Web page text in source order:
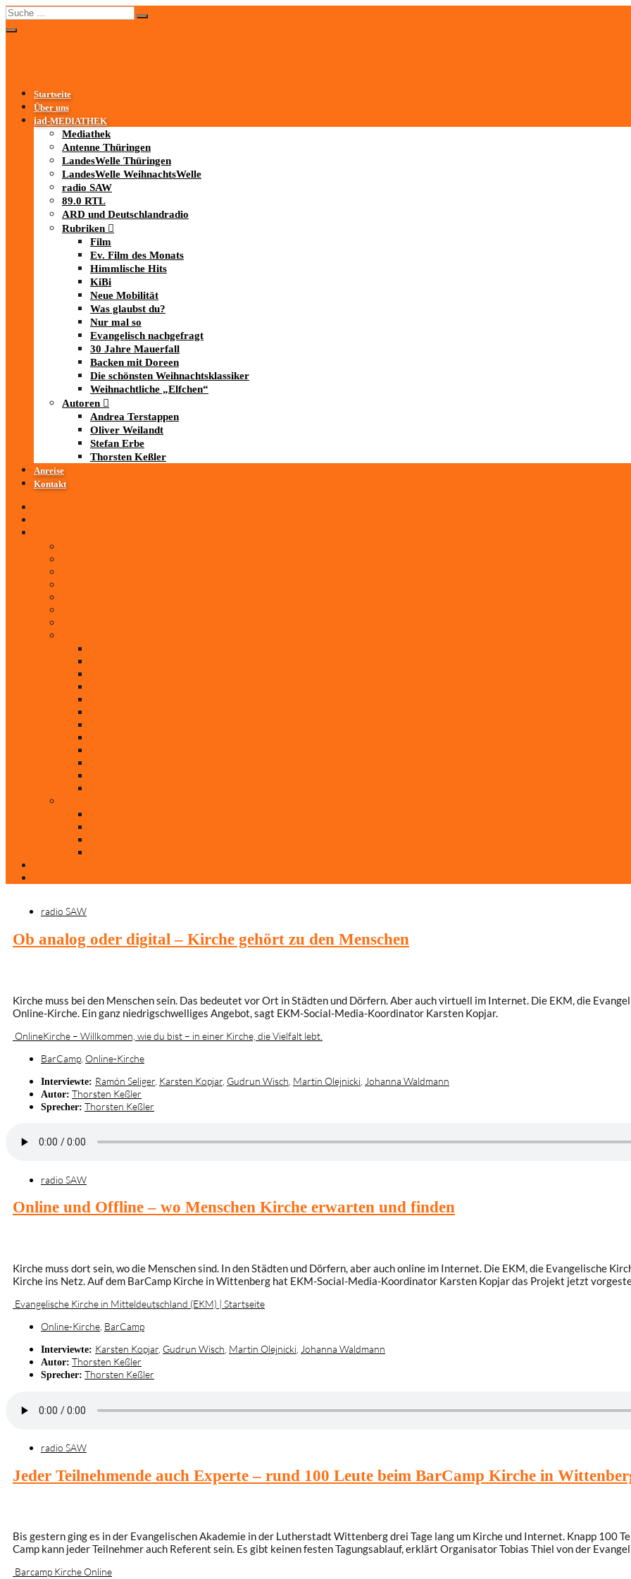
Startseite
Über uns
iad-MEDIATHEK
Mediathek
Antenne Thüringen
LandesWelle Thüringen
LandesWelle WeihnachtsWelle
radio SAW
89.0 RTL
ARD und Deutschlandradio
Rubriken
Film
Ev. Film des Monats
Himmlische Hits
KiBi
Neue Mobilität
Was glaubst du?
Nur mal so
Evangelisch nachgefragt
30 Jahre Mauerfall
Backen mit Doreen
Die schönsten Weihnachtsklassiker
Weihnachtliche „Elfchen“
Autoren
Andrea Terstappen
Oliver Weilandt
Stefan Erbe
Thorsten Keßler
Anreise
Kontakt
radio SAW
Ob analog oder digital – Kirche gehört zu den Menschen
Kirche muss bei den Menschen sein. Das bedeutet vor Ort in Städten und Dörfern. Aber auch virtuell im Internet. Die EKM, die
Online-Kirche. Ein ganz niedrigschwelliges Angebot, sagt EKM-Social-Media-Koordinator Karsten Kopjar.
OnlineKirche – Willkommen, wie du bist – in einer Kirche, die Vielfalt lebt.
BarCamp Online-Kirche
Interviewte: Ramón Seliger Karsten Kopjar Gudrun Wisch Martin Olejnicki Johanna Waldmann
Autor: Thorsten Keßler
Sprecher: Thorsten Keßler
radio SAW
Online und Offline – wo Menschen Kirche erwarten und finden
Kirche muss dort sein, wo die Menschen sind. In den Städten und Dörfern, aber auch online im Internet. Die EKM, die Evangelische
Kirche ins Netz. Auf dem BarCamp Kirche in Wittenberg hat EKM-Social-Media-Koordinator Karsten Kopjar das Projekt jetzt
Evangelische Kirche in Mitteldeutschland (EKM) | Startseite
Online-Kirche BarCamp
Interviewte: Karsten Kopjar Gudrun Wisch Martin Olejnicki Johanna Waldmann
Autor: Thorsten Keßler
Sprecher: Thorsten Keßler
radio SAW
Jeder Teilnehmende auch Experte – rund 100 Leute beim BarCamp Kirche in
Bis gestern ging es in der Evangelischen Akademie in der Lutherstadt Wittenberg drei Tage lang um Kirche und Internet. Knapp 100
Camp kann jeder Teilnehmer auch Referent sein. Es gibt keinen festen Tagungsablauf, erklärt Organisator Tobias Thiel von der
Barcamp Kirche Online